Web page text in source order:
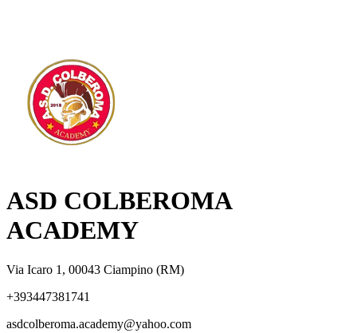
ASD COLBEROMA
ACADEMY
Via Icaro 1, 00043 Ciampino (RM)
+393447381741
asdcolberoma.academy@yahoo.com